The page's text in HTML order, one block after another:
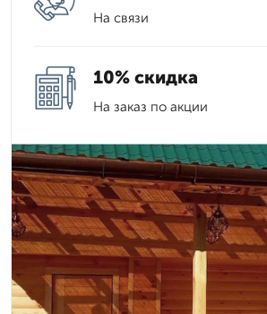
На связи
10% скидка
На заказ по акции